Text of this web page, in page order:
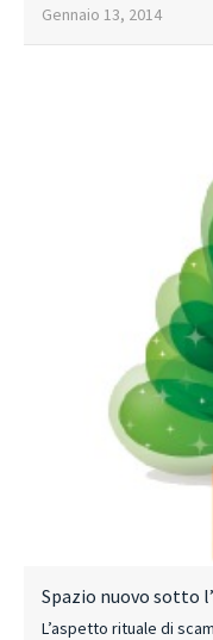
Gennaio 13, 2014
Spazio nuovo sotto
L’aspetto rituale di